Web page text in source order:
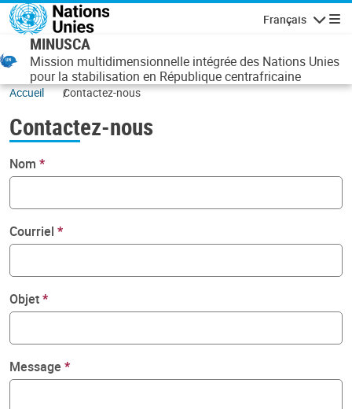
Aller au contenu principal
Français
MINUSCA
Mission multidimensionnelle intégrée des Nations Unies
pour la stabilisation en République centrafricaine
Accueil Contactez-nous
Contactez-nous
Nom
Courriel
Objet
Message